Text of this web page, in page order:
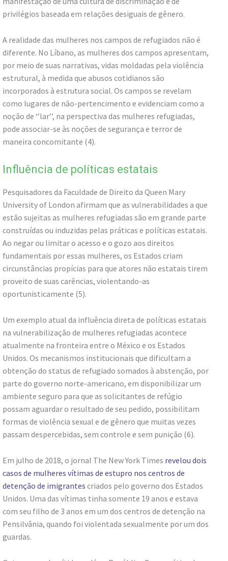
privilégios baseada em relações desiguais de gênero.
A realidade das mulheres nos campos de refugiados não é
diferente. No Líbano, as mulheres dos campos apresentam,
por meio de suas narrativas, vidas moldadas pela violência
estrutural, à medida que abusos cotidianos são
incorporados à estrutura social. Os campos se revelam
como lugares de não-pertencimento e evidenciam como a
noção de ‘’lar’’, na perspectiva das mulheres refugiadas,
pode associar-se às noções de segurança e terror de
maneira concomitante (4).
Influência de políticas estatais
Pesquisadores da Faculdade de Direito da Queen Mary
University of London afirmam que as vulnerabilidades a que
estão sujeitas as mulheres refugiadas são em grande parte
construídas ou induzidas pelas práticas e políticas estatais.
Ao negar ou limitar o acesso e o gozo aos direitos
fundamentais por essas mulheres, os Estados criam
circunstâncias propícias para que atores não estatais tirem
proveito de suas carências, violentando-as
oportunisticamente (5).
Um exemplo atual da influência direta de políticas estatais
na vulnerabilização de mulheres refugiadas acontece
atualmente na fronteira entre o México e os Estados
Unidos. Os mecanismos institucionais que dificultam a
obtenção do status de refugiado somados à abstenção, por
parte do governo norte-americano, em disponibilizar um
ambiente seguro para que as solicitantes de refúgio
possam aguardar o resultado de seu pedido, possibilitam
formas de violência sexual e de gênero que muitas vezes
passam despercebidas, sem controle e sem punição (6).
Em julho de 2018, o jornal The New York Times revelou dois
casos de mulheres vítimas de estupro nos centros de
detenção de imigrantes criados pelo governo dos Estados
Unidos. Uma das vítimas tinha somente 19 anos e estava
com seu filho de 3 anos em um dos centros de detenção na
Pensilvânia, quando foi violentada sexualmente por um dos
guardas.